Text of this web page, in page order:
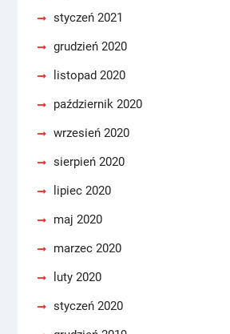
styczeń 2021
grudzień 2020
listopad 2020
październik 2020
wrzesień 2020
sierpień 2020
lipiec 2020
maj 2020
marzec 2020
luty 2020
styczeń 2020